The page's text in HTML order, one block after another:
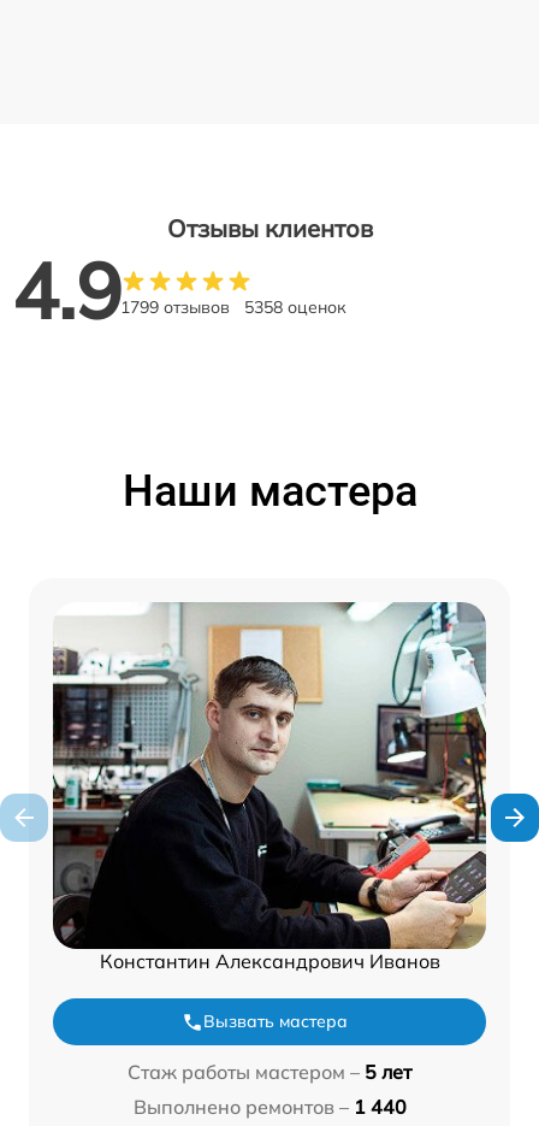
Отзывы клиентов
4.91799 отзывов 5358 оценок
Наши мастера
Константин Александрович Иванов
Вызвать мастера
Стаж работы мастером – 5 лет
Выполнено ремонтов – 1 440